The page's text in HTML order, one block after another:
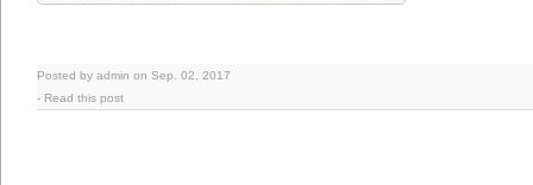
Posted by admin on Sep. 02, 2017
- Read this post